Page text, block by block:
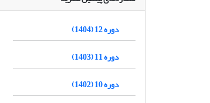
دوره 12 (1404)
دوره 11 (1403)
دوره 10 (1402)